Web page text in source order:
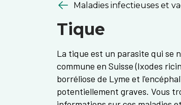
Maladies infectieuses et
Tique
La tique est un parasite qui se
commune en Suisse (Ixodes
borréliose de Lyme et
potentiellement graves. Vous